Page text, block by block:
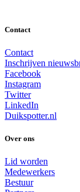
Contact
Contact
Inschrijven
Facebook
Instagram
Twitter
LinkedIn
Duikspotter.nl
Over ons
Lid worden
Medewerkers
Bestuur